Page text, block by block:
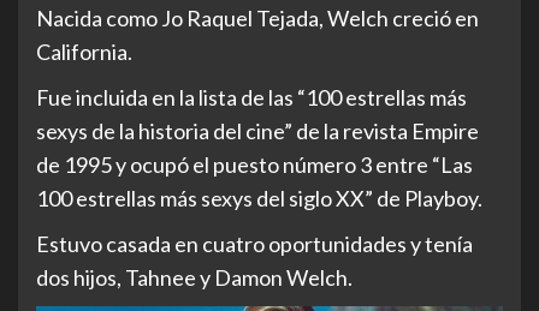
Nacida como Jo Raquel Tejada, Welch creció en
California.
Fue incluida en la lista de las “100 estrellas más
sexys de la historia del cine” de la revista Empire
de 1995 y ocupó el puesto número 3 entre “Las
100 estrellas más sexys del siglo XX” de Playboy.
Estuvo casada en cuatro oportunidades y tenía
dos hijos, Tahnee y Damon Welch.